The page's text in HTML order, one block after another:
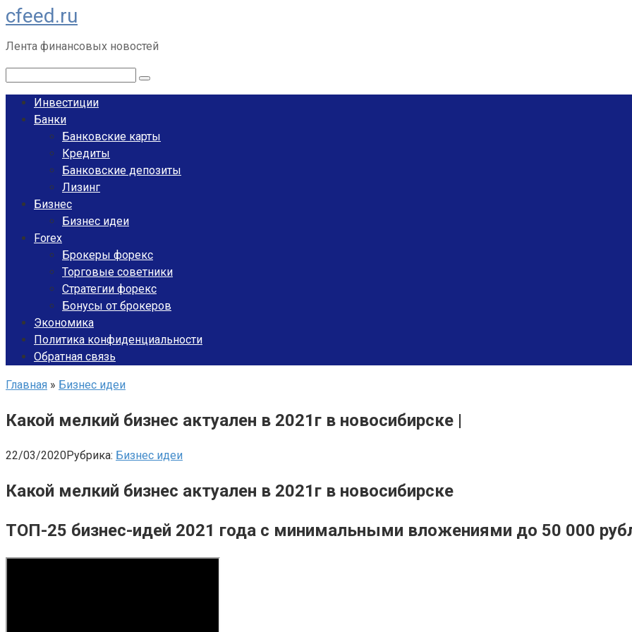
Перейти
к
контенту
cfeed.ru
Лента финансовых новостей
Инвестиции
Банки
Банковские карты
Кредиты
Банковские депозиты
Лизинг
Бизнес
Бизнес идеи
Forex
Брокеры форекс
Торговые советники
Стратегии форекс
Бонусы от брокеров
Экономика
Политика конфиденциальности
Обратная связь
Главная » Бизнес идеи
Какой мелкий бизнес актуален в 2021г в новосибирске |
22/03/2020Рубрика: Бизнес идеи
Какой мелкий бизнес актуален в 2021г в новосибирске
ТОП-25 бизнес-идей 2021 года с минимальными вложениями до 50 000